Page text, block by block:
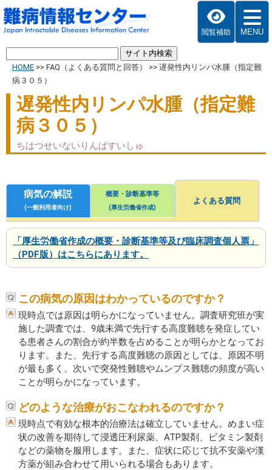
閲覧補助 MENU
HOME >> FAQ（よくある質問と回答） >> 遅発性内リンパ水腫（指定難
病３０５）
遅発性内リンパ水腫（指定難
病３０５）
ちはつせいないりんぱすいしゅ
病気の解説
(一般利用者向け)
概要・診断基準等
(厚生労働省作成)
よくある質問
「厚生労働省作成の概要・診断基準等及び臨床調査個人票」
（PDF版）はこちらにあります。
この病気の原因はわかっているのですか？
現時点では原因は明らかになっていません。調査研究班が実
施した調査では、9歳未満で先行する高度難聴を発症してい
る患者さんの割合が約半数を占めることが明らかとなってお
ります。また、先行する高度難聴の原因としては、原因不明
が最も多く、次いで突発性難聴やムンプス難聴の頻度が高い
ことが明らかになっています。
どのような治療がおこなわれるのですか？
現時点で有効な根本的治療法は確立していません。めまい症
状の改善を期待して浸透圧利尿薬、ATP製剤、ビタミン製剤
などの薬物を服用します。また、症状に応じて抗不安薬や漢
方薬が組み合わせて用いられる場合もあります。